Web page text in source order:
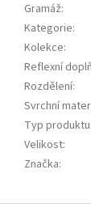
Gramáž:
Kategorie:
Kolekce:
Reflexní
Rozdělení:
Svrchní
Typ produktu
Velikost:
Značka: